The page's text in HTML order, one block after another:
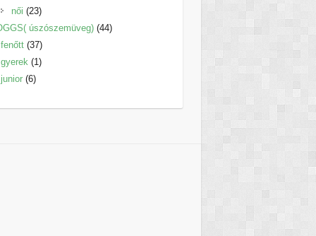
női 2323
termék
úszószemüveg) 4444
fenőtt 3737
termék
gyerek 11
junior 66